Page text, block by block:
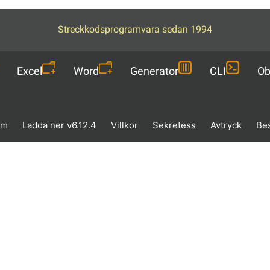
Streckkodsprogramvara sedan 1994
Excel Word Generator CLI
Ladda ner v6.12.4 Villkor Sekretess Avtryck